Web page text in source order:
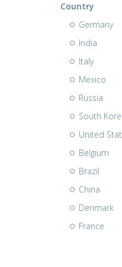
Country
Germany
India
Italy
Mexico
Russia
South
United
Belgium
Brazil
China
Denmark
France